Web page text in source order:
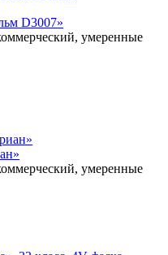
D3007»
умеренные
умеренные